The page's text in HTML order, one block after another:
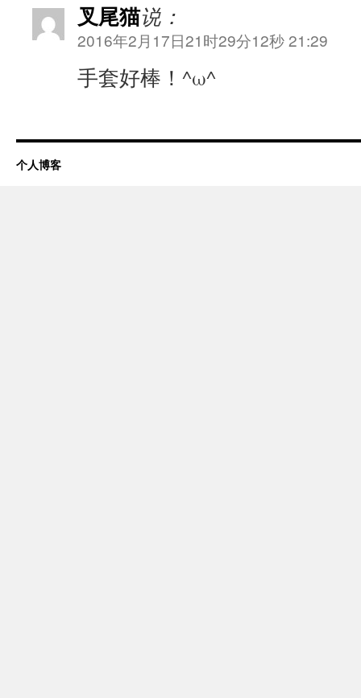
叉尾猫说：
2016年2月17日21时29分12秒 21:29
手套好棒！^ω^
个人博客